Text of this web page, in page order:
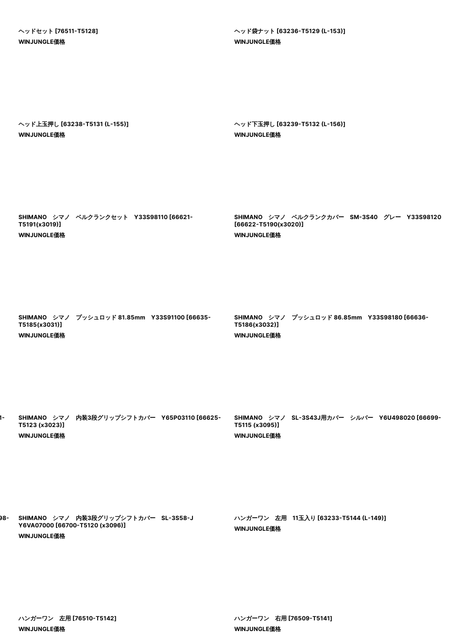
ヘッドセット [76511-T5128]
WINJUNGLE価格
ヘッド袋ナット [63236-T5129 (L-153)]
WINJUNGLE価格
ヘッド上玉押し [63238-T5131 (L-155)]
WINJUNGLE価格
ヘッド下玉押し [63239-T5132 (L-156)]
WINJUNGLE価格
SHIMANO シマノ ベルクランクセット Y33S98110 [66621-
T5191(x3019)]
WINJUNGLE価格
SHIMANO シマノ ベルクランクカバー SM-3S40 グレー Y33S98120
[66622-T5190(x3020)]
WINJUNGLE価格
SHIMANO シマノ プッシュロッド 81.85mm Y33S91100 [66635-
T5185(x3031)]
WINJUNGLE価格
SHIMANO シマノ プッシュロッド 86.85mm Y33S98180 [66636-
T5186(x3032)]
WINJUNGLE価格
SHIMANO シマノ 内装3段グリップシフトカバー Y65P03110 [66625-
T5123 (x3023)]
WINJUNGLE価格
SHIMANO シマノ SL-3S43J用カバー シルバー Y6U498020 [66699-
T5115 (x3095)]
WINJUNGLE価格
SHIMANO シマノ 内装3段グリップシフトカバー SL-3S58-J
Y6VA07000 [66700-T5120 (x3096)]
WINJUNGLE価格
ハンガーワン 左用 11玉入り [63233-T5144 (L-149)]
WINJUNGLE価格
ハンガーワン 左用 [76510-T5142]
WINJUNGLE価格
ハンガーワン 右用 [76509-T5141]
WINJUNGLE価格